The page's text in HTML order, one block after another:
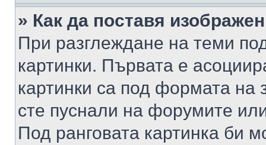
» Как да поставя
При разглеждане на теми
картинки. Първата е
картинки са под формата на
сте пуснали на форумите
Под ранговата картинка би